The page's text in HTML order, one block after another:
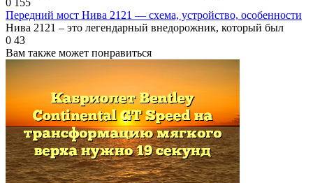
0 155
Передний мост Нива 2121 — схема, устройство, особенности
Нива 2121 – это легендарный внедорожник, который был
0 43
Вам также может понравиться